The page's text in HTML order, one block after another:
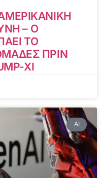
– Ο
ΤΟ
ΠΡΙΝ
XI
AI